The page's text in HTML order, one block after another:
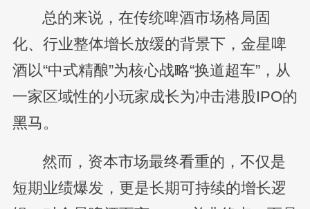
总的来说，在传统啤酒市场格局固
化、行业整体增长放缓的背景下，金星啤
酒以“中式精酿”为核心战略“换道超车”，从
一家区域性的小玩家成长为冲击港股IPO的
黑马。
然而，资本市场最终看重的，不仅是
短期业绩爆发，更是长期可持续的增长逻